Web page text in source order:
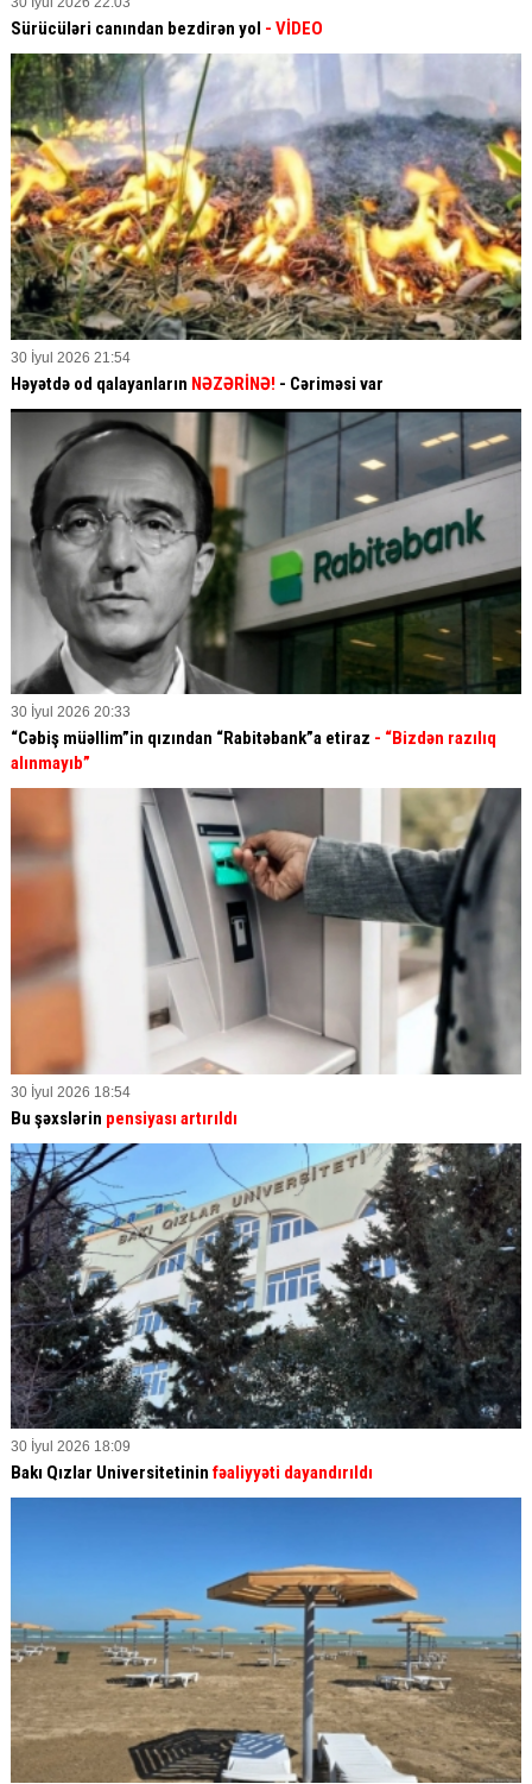
Sürücüləri canından bezdirən yol - VİDEO
30 İyul 2026 21:54
Həyətdə od qalayanların NƏZƏRİNƏ! - Cəriməsi var
30 İyul 2026 20:33
“Cəbiş müəllim”in qızından “Rabitəbank”a etiraz - “Bizdən razılıq
alınmayıb”
30 İyul 2026 18:54
Bu şəxslərin pensiyası artırıldı
30 İyul 2026 18:09
Bakı Qızlar Universitetinin fəaliyyəti dayandırıldı